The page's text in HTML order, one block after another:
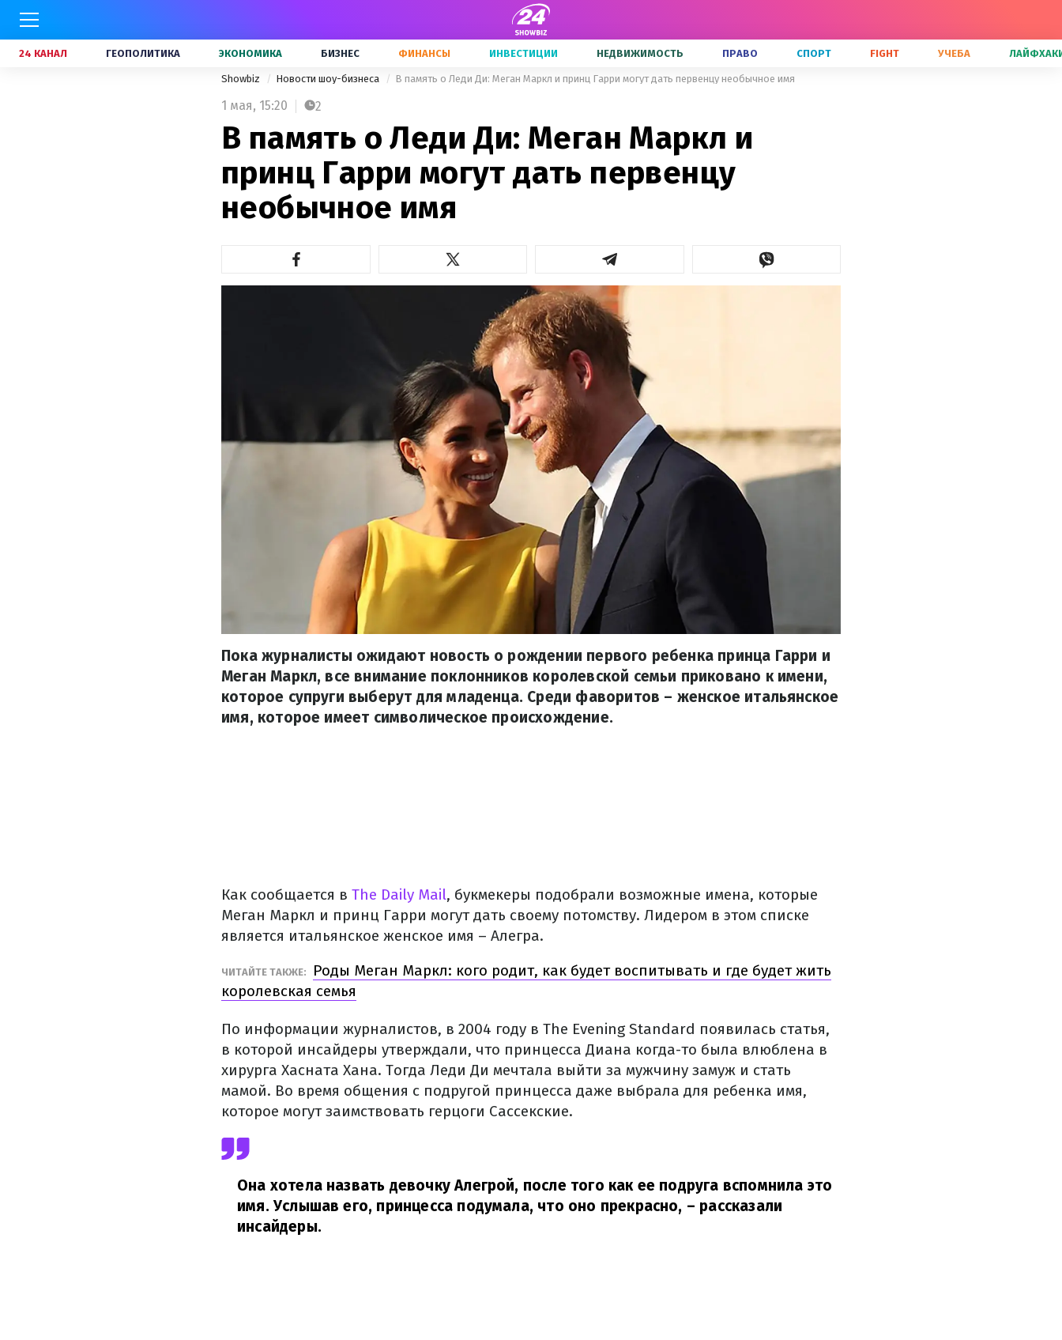
24 КАНАЛ ГЕОПОЛИТИКА ЭКОНОМИКА БИЗНЕС ФИНАНСЫ ИНВЕСТИЦИИ НЕДВИЖИМОСТЬ ПРАВО СПОРТ FIGHT УЧЕБА
Showbiz Новости шоу-бизнеса В память о Леди Ди: Меган Маркл и принц Гарри могут дать первенцу необычное имя
1 мая, 15:20 2
В память о Леди Ди: Меган Маркл и
принц Гарри могут дать первенцу
необычное имя
Пока журналисты ожидают новость о рождении первого ребенка принца Гарри и
Меган Маркл, все внимание поклонников королевской семьи приковано к имени,
которое супруги выберут для младенца. Среди фаворитов – женское итальянское
имя, которое имеет символическое происхождение.
Как сообщается в The Daily Mail, букмекеры подобрали возможные имена, которые
Меган Маркл и принц Гарри могут дать своему потомству. Лидером в этом списке
является итальянское женское имя – Алегра.
ЧИТАЙТЕ ТАКЖЕ:
Роды Меган Маркл: кого родит, как будет воспитывать и где будет жить
королевская семья
По информации журналистов, в 2004 году в The Evening Standard появилась статья,
в которой инсайдеры утверждали, что принцесса Диана когда-то была влюблена в
хирурга Хасната Хана. Тогда Леди Ди мечтала выйти за мужчину замуж и стать
мамой. Во время общения с подругой принцесса даже выбрала для ребенка имя,
которое могут заимствовать герцоги Сассекские.
Она хотела назвать девочку Алегрой, после того как ее подруга вспомнила это
имя. Услышав его, принцесса подумала, что оно прекрасно, – рассказали
инсайдеры.